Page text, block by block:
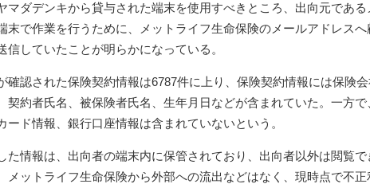
マダデンキから貸与された端末を使用すべきところ、出向元であ
末で作業を行うために、メットライフ生命保険のメールアドレス
信していたことが明らかになっている。
確認された保険契約情報は6787件に上り、保険契約情報には保険
契約者氏名、被保険者氏名、生年月日などが含まれていた。一方で
ード情報、銀行口座情報は含まれていないという。
た情報は、出向者の端末内に保管されており、出向者以外は閲覧で
メットライフ生命保険から外部への流出などはなく、現時点で不正